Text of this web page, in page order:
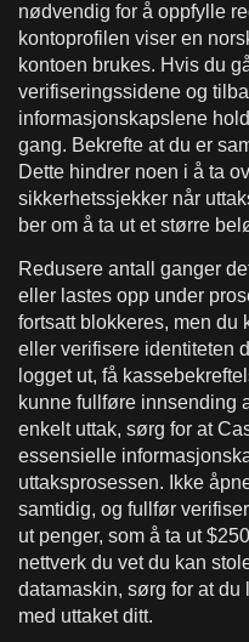
nødvendig for å oppfylle
kontoprofilen viser en
kontoen brukes. Hvis du
verifiseringssidene og
informasjonskapslene
gang. Bekrefte at du er
Dette hindrer noen i å ta
sikkerhetssjekker når
ber om å ta ut et større
Redusere antall ganger
eller lastes opp under
fortsatt blokkeres, men du
eller verifisere identiteten
logget ut, få
kunne fullføre innsending
enkelt uttak, sørg for at
essensielle
uttaksprosessen. Ikke
samtidig, og fullfør
ut penger, som å ta ut
nettverk du vet du kan
datamaskin, sørg for at du
med uttaket ditt.